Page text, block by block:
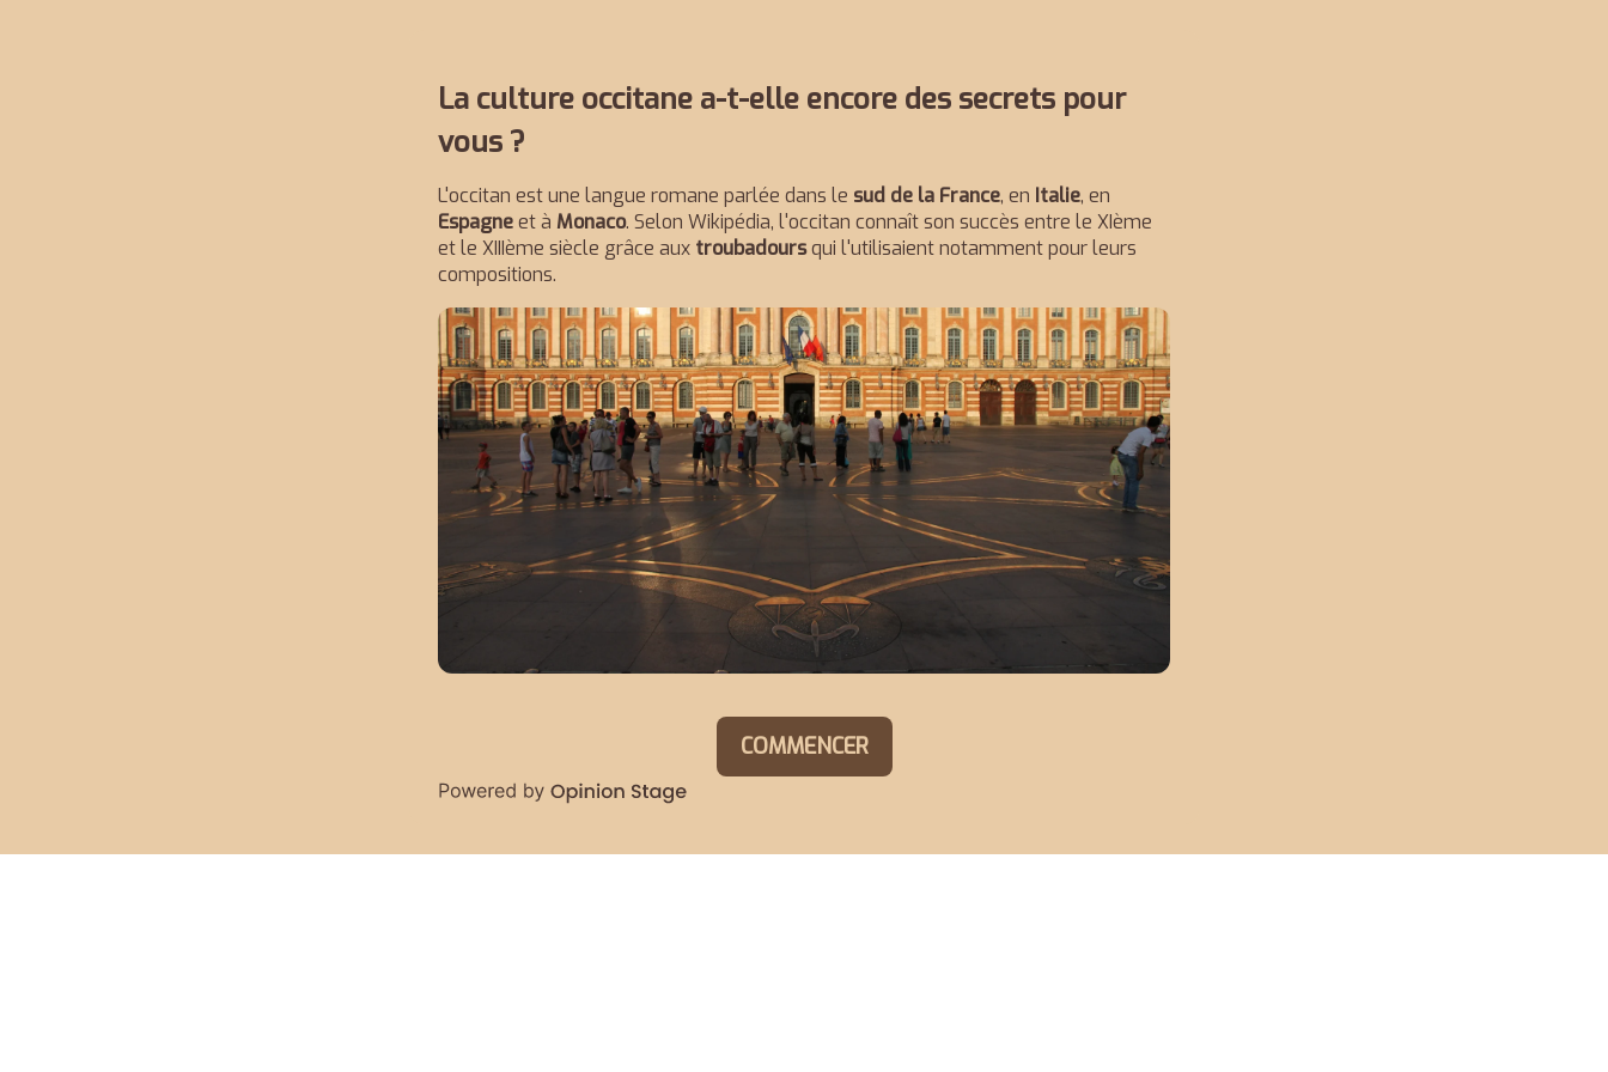
La culture occitane a-t-elle encore des secrets pour
vous ?
L'occitan est une langue romane parlée dans le sud de la France, en Italie, en
Espagneet à Monaco. Selon Wikipédia, l'occitan connaît son succès entre le XIème
et le XIIIème siècle grâce aux troubadoursqui l'utilisaient notamment pour leurs
compositions.
COMMENCER